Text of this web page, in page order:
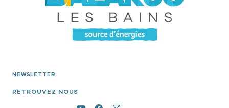
NEWSLETTER
RETROUVEZ NOUS